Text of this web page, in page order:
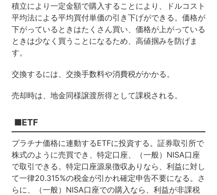
積立により一定金額で購入することにより、ドルコスト
平均法による平均買付単価の引き下げができる。価格が
下がっているときはたくさん買い、価格が上がっている
ときは少なく買うことになるため、高値掴みを防げま
す。
交換するには、交換手数料や消費税がかかる。
売却時は、地金同様譲渡所得として課税される。
■ETF
プラチナ価格に連動するETFに投資する。証券取引所で
株式のように売買でき、特定口座、（一般）NISA口座
で取引できる。特定口座源泉徴収ありなら、利益に対し
て一律20.315%の税金が引かれ確定申告不要になる。さ
らに、（一般）NISA口座での購入なら、利益が非課税